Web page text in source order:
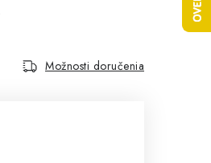
Možnosti doručenia